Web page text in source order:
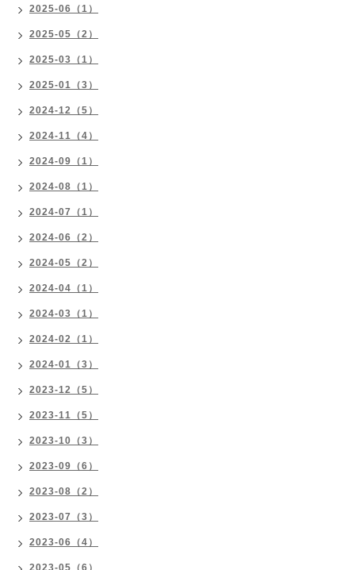
2025-06（1）
2025-05（2）
2025-03（1）
2025-01（3）
2024-12（5）
2024-11（4）
2024-09（1）
2024-08（1）
2024-07（1）
2024-06（2）
2024-05（2）
2024-04（1）
2024-03（1）
2024-02（1）
2024-01（3）
2023-12（5）
2023-11（5）
2023-10（3）
2023-09（6）
2023-08（2）
2023-07（3）
2023-06（4）
2023-05（6）